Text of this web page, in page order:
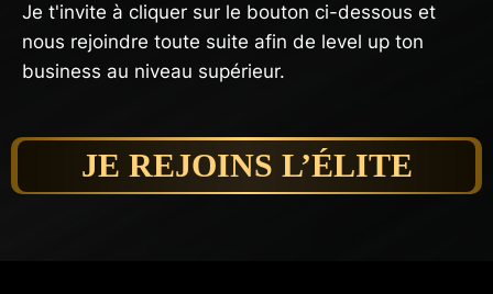
Je t'invite à cliquer sur le bouton ci-dessous et
nous rejoindre toute suite afin de level up ton
business au niveau supérieur.
JE REJOINS L’ÉLITE